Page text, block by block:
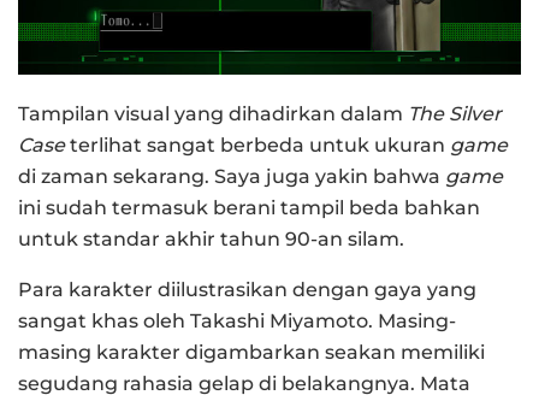
Tampilan visual yang dihadirkan dalam The Silver
Caseterlihat sangat berbeda untuk ukuran game
di zaman sekarang. Saya juga yakin bahwa game
ini sudah termasuk berani tampil beda bahkan
untuk standar akhir tahun 90-an silam.
Para karakter diilustrasikan dengan gaya yang
sangat khas oleh Takashi Miyamoto. Masing-
masing karakter digambarkan seakan memiliki
segudang rahasia gelap di belakangnya. Mata